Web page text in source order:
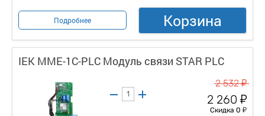
Подробнее Корзина
IEK MME-1C-PLC Модуль связи STAR PLC
2 532у
2 260 у
Скидка 0 у